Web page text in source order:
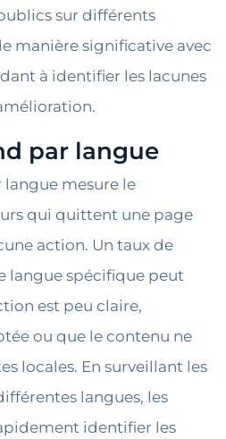
sur différents
manière significative avec
à identifier les lacunes
par langue
langue mesure le
qui quittent une page
action. Un taux de
langue spécifique peut
est peu claire,
ou que le contenu ne
locales. En surveillant les
langues, les
identifier les